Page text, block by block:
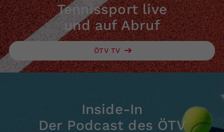
Tennissport live
und auf Abruf
ÖTV TV
Inside-In
Der Podcast des ÖTV